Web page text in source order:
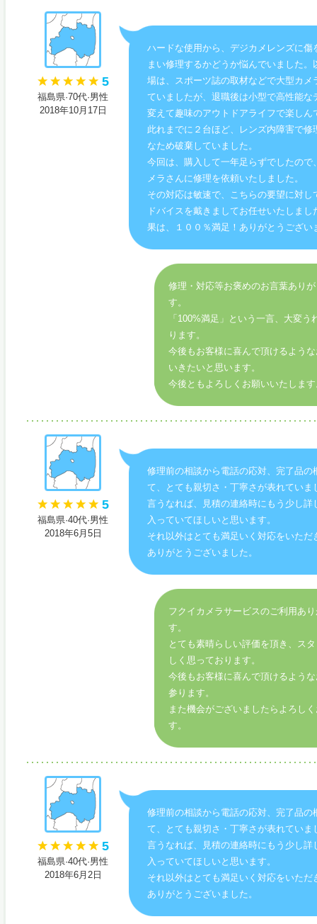
5
福島県·70代·男性
2018年10月17日
ハードな使用から、デジカメレンズに傷
まい修理するかどうか悩んでいました。
場は、スポーツ誌の取材などで大型カメ
ていましたが、退職後は小型で高性能な
変えて趣味のアウトドアライフで楽しん
此れまでに２台ほど、レンズ内障害で修
なため破棄していました。
今回は、購入して一年足らずでしたので
メラさんに修理を依頼いたしました。
その対応は敏速で、こちらの要望に対し
ドバイスを戴きましてお任せいたしまし
果は、１００％満足！ありがとうござい
修理・対応等お褒めのお言葉あり
す。
「100%満足」という一言、大変う
ります。
今後もお客様に喜んで頂けるよう
いきたいと思います。
今後ともよろしくお願いいたしま
5
福島県·40代·男性
2018年6月5日
修理前の相談から電話の応対、完了品の
て、とても親切さ・丁寧さが表れていま
言うなれば、見積の連絡時にもう少し詳
入っていてほしいと思います。
それ以外はとても満足いく対応をいただ
ありがとうございました。
フクイカメラサービスのご利用あ
す。
とても素晴らしい評価を頂き、ス
しく思っております。
今後もお客様に喜んで頂けるよう
参ります。
また機会がございましたらよろし
す。
5
福島県·40代·男性
2018年6月2日
修理前の相談から電話の応対、完了品の
て、とても親切さ・丁寧さが表れていま
言うなれば、見積の連絡時にもう少し詳
入っていてほしいと思います。
それ以外はとても満足いく対応をいただ
ありがとうございました。